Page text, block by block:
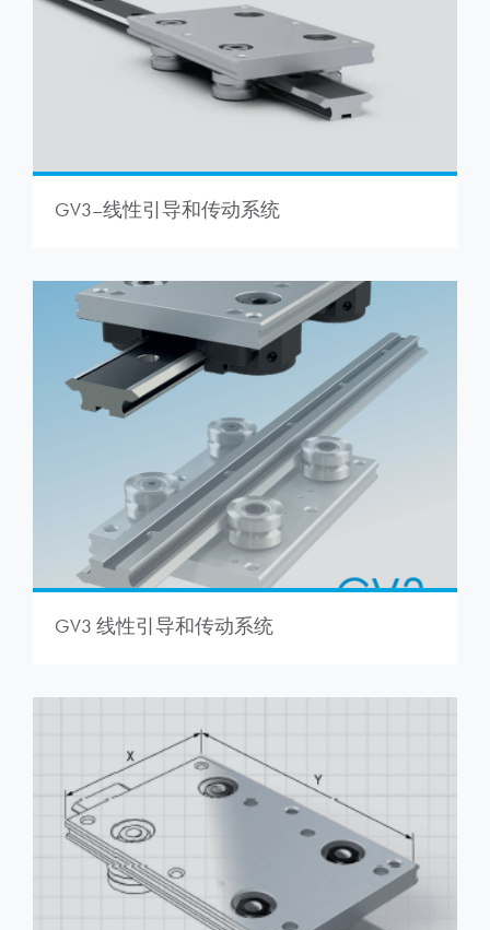
GV3–线性引导和传动系统
GV3 线性引导和传动系统